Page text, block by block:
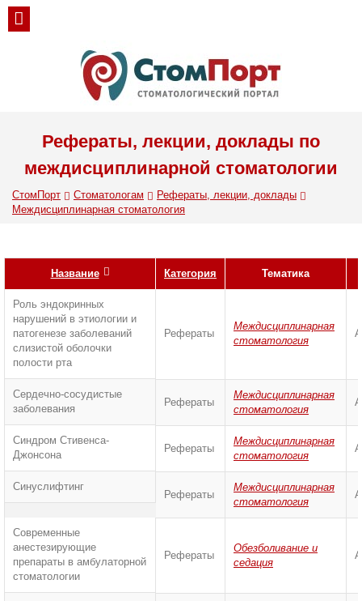
Рефераты, лекции, доклады по
междисциплинарной стоматологии
СтомПорт Стоматологам
Рефераты, лекции, доклады
Междисциплинарная стоматология
Название Категория Тематика
Роль эндокринных
нарушений в этиологии и
патогенезе заболеваний
слизистой оболочки
полости рта
Рефераты
Междисциплинарная
стоматология
Сердечно-сосудистые
заболевания
Рефераты
Междисциплинарная
стоматология
Синдром Стивенса-
Джонсона
Рефераты
Междисциплинарная
стоматология
Синуслифтинг
Рефераты
Междисциплинарная
стоматология
Современные
анестезирующие
препараты в амбулаторной
стоматологии
Рефераты
Обезболивание и
седация